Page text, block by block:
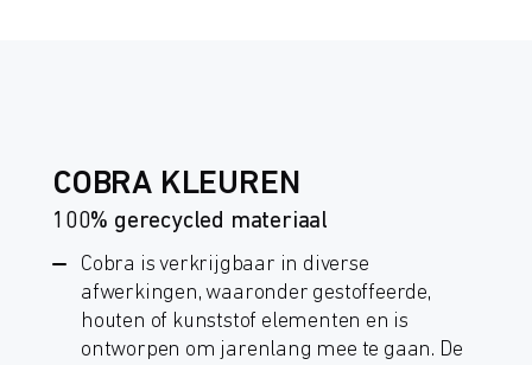
COBRA KLEUREN
100% gerecycled materiaal
Cobra is verkrijgbaar in diverse
afwerkingen, waaronder gestoffeerde,
houten of kunststof elementen en is
ontworpen om jarenlang mee te gaan. De